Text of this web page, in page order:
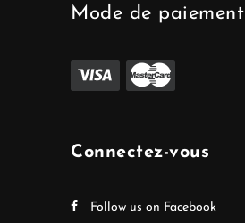
Mode de paiement
Connectez-vous
Follow us on Facebook